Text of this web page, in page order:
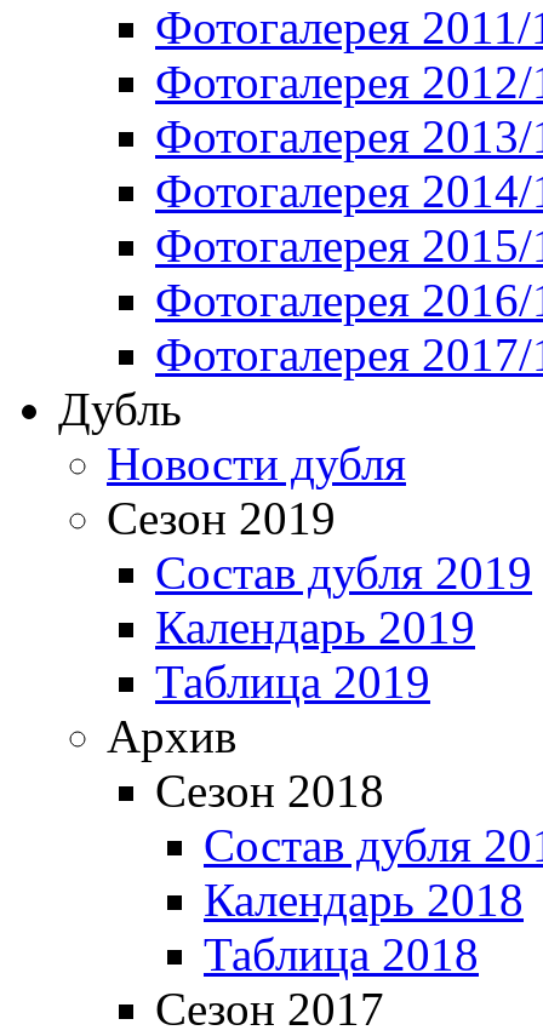
Фотогалерея 2011/
Фотогалерея
Фотогалерея
Фотогалерея
Фотогалерея
Фотогалерея
Фотогалерея
Дубль
Новости дубля
Сезон 2019
Состав дубля 2019
Календарь 2019
Таблица 2019
Архив
Сезон 2018
Состав дубля
Календарь 2018
Таблица 2018
Сезон 2017